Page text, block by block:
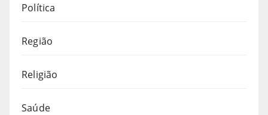
Política
Região
Religião
Saúde